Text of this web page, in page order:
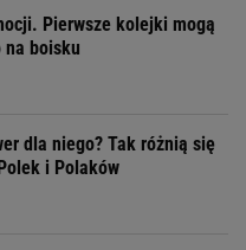
Pierwsze kolejki mogą
boisku
dla niego? Tak różnią się
i Polaków